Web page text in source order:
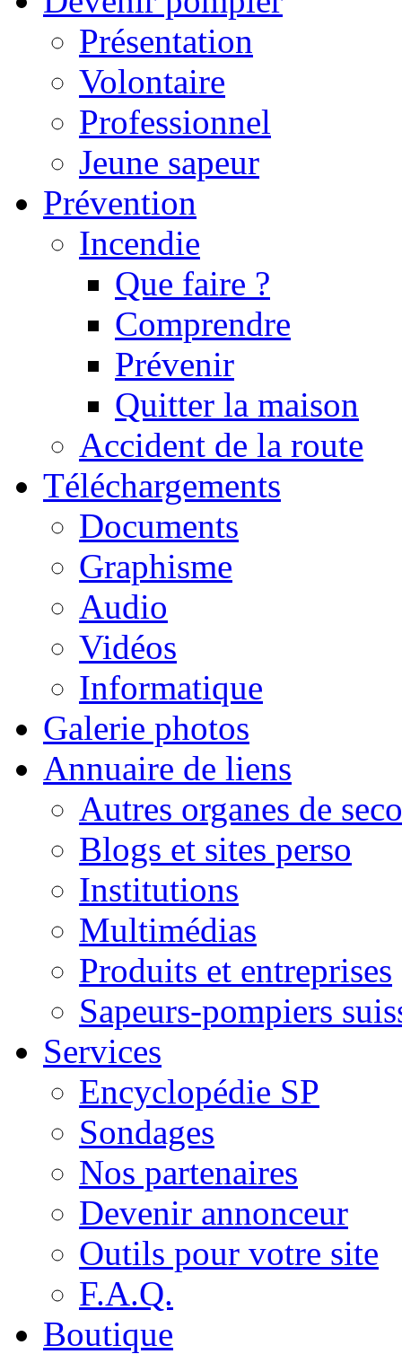
Présentation
Volontaire
Professionnel
Jeune sapeur
Prévention
Incendie
Que faire ?
Comprendre
Prévenir
Quitter la maison
Accident de la route
Téléchargements
Documents
Graphisme
Audio
Vidéos
Informatique
Galerie photos
Annuaire de liens
Autres organes de
Blogs et sites perso
Institutions
Multimédias
Produits et entreprises
Sapeurs-pompiers
Services
Encyclopédie SP
Sondages
Nos partenaires
Devenir annonceur
Outils pour votre site
F.A.Q.
Boutique